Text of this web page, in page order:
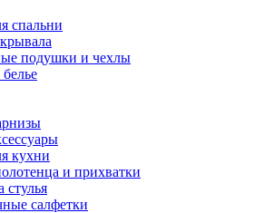
спальни
подушки и чехлы
кухни
и прихватки
салфетки